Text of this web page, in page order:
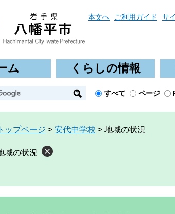
本文へ ご利用ガイド サ
ム くらしの情報
すべて ページ
トップページ > 安代中学校 > 地域の状況
域の状況